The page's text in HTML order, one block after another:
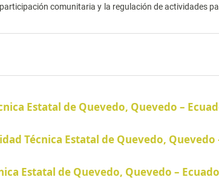
comunitaria y la regulación de actividades
Estatal de Quevedo, Quevedo –
Técnica Estatal de Quevedo, Quevedo
Estatal de Quevedo, Quevedo –